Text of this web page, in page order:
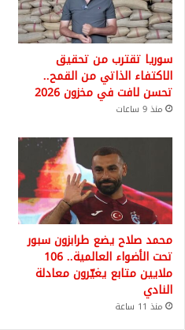
سوريا تقترب من تحقيق
الاكتفاء الذاتي من القمح..
تحسن لافت في مخزون 2026
منذ 9 ساعات
محمد صلاح يضع طرابزون سبور
تحت الأضواء العالمية.. 106
ملايين متابع يغيّرون معادلة
النادي
منذ 11 ساعة